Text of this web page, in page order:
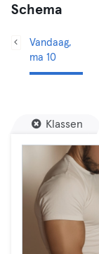
Schema
Vandaag,
ma 10
Klassen